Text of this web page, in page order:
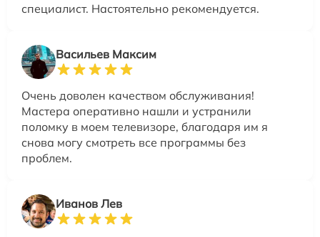
специалист. Настоятельно рекомендуется.
Васильев Максим
Очень доволен качеством обслуживания!
Мастера оперативно нашли и устранили
поломку в моем телевизоре, благодаря им я
снова могу смотреть все программы без
проблем.
Иванов Лев